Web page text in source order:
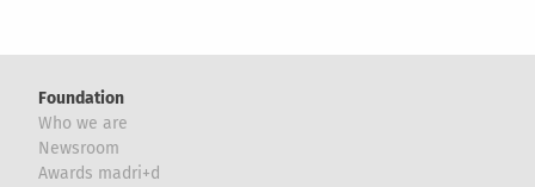
Foundation
Who we are
Newsroom
Awards madri+d